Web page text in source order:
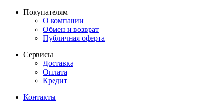
Покупателям
О компании
Обмен и возврат
Публичная оферта
Сервисы
Доставка
Оплата
Кредит
Контакты